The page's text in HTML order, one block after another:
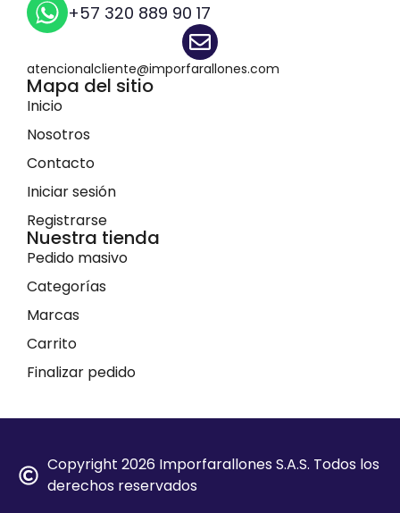
+57 320 889 90 17
atencionalcliente@imporfarallones.com
Mapa del sitio
Inicio
Nosotros
Contacto
Iniciar sesión
Registrarse
Nuestra tienda
Pedido masivo
Categorías
Marcas
Carrito
Finalizar pedido
Copyright 2026 Imporfarallones S.A.S. Todos los
derechos reservados